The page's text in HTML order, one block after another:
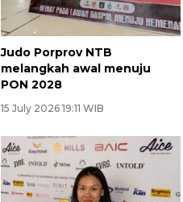
Judo Porprov NTB
melangkah awal menuju
PON 2028
15 July 2026 19:11 WIB